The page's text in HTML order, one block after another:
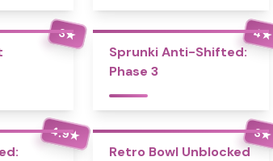
3★ 4★
Sprunki Anti-Shifted:
Phase 3
4.9★ 3★
Retro Bowl Unblocked